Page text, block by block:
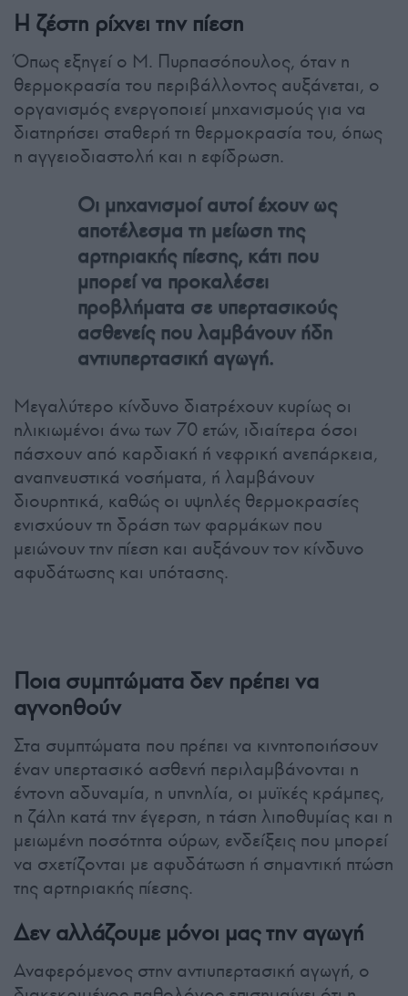
Η ζέστη ρίχνει την πίεση
Όπως εξηγεί ο Μ. Πυρπασόπουλος, όταν η
θερμοκρασία του περιβάλλοντος αυξάνεται, ο
οργανισμός ενεργοποιεί μηχανισμούς για να
διατηρήσει σταθερή τη θερμοκρασία του, όπως
η αγγειοδιαστολή και η εφίδρωση.
Οι μηχανισμοί αυτοί έχουν ως
αποτέλεσμα τη μείωση της
αρτηριακής πίεσης, κάτι που
μπορεί να προκαλέσει
προβλήματα σε υπερτασικούς
ασθενείς που λαμβάνουν ήδη
αντιυπερτασική αγωγή.
Μεγαλύτερο κίνδυνο διατρέχουν κυρίως οι
ηλικιωμένοι άνω των 70 ετών, ιδιαίτερα όσοι
πάσχουν από καρδιακή ή νεφρική ανεπάρκεια,
αναπνευστικά νοσήματα, ή λαμβάνουν
διουρητικά, καθώς οι υψηλές θερμοκρασίες
ενισχύουν τη δράση των φαρμάκων που
μειώνουν την πίεση και αυξάνουν τον κίνδυνο
αφυδάτωσης και υπότασης.
Ποια συμπτώματα δεν πρέπει να
αγνοηθούν
Στα συμπτώματα που πρέπει να κινητοποιήσουν
έναν υπερτασικό ασθενή περιλαμβάνονται η
έντονη αδυναμία, η υπνηλία, οι μυϊκές κράμπες,
η ζάλη κατά την έγερση, η τάση λιποθυμίας και η
μειωμένη ποσότητα ούρων, ενδείξεις που μπορεί
να σχετίζονται με αφυδάτωση ή σημαντική πτώση
της αρτηριακής πίεσης.
Δεν αλλάζουμε μόνοι μας την αγωγή
Αναφερόμενος στην αντιυπερτασική αγωγή, ο